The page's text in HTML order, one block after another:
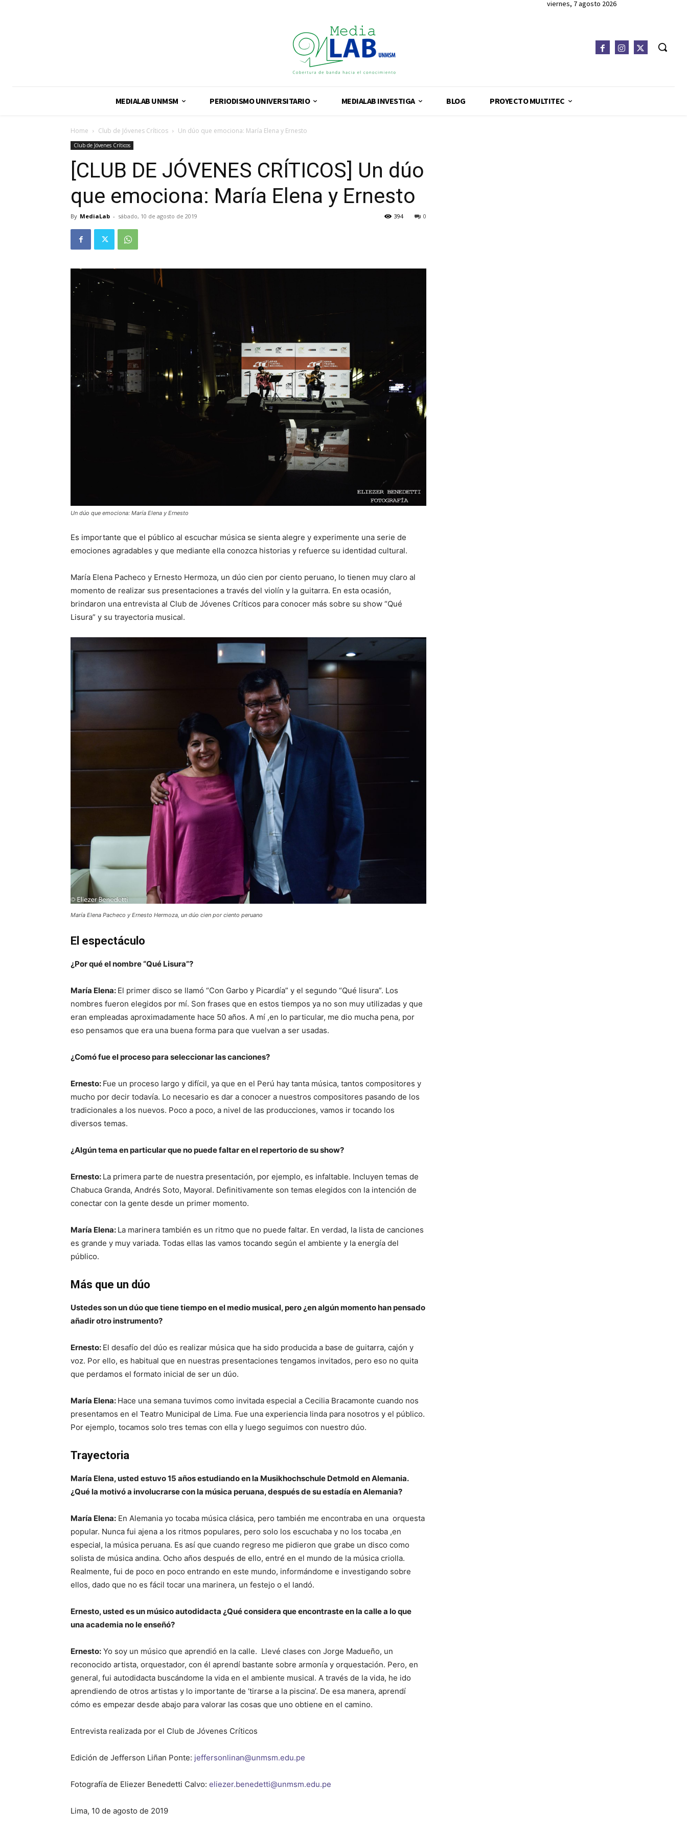
viernes, 7 agosto 2026
MEDIALAB UNMSM PERIODISMO UNIVERSITARIO MEDIALAB INVESTIGA BLOG PROYECTO MULTITEC
Home Club de Jóvenes Críticos Un dúo que emociona: María Elena y Ernesto
Club de Jóvenes Críticos
[CLUB DE JÓVENES CRÍTICOS] Un dúo
que emociona: María Elena y Ernesto
By MediaLab - sábado, 10 de agosto de 2019 0
394
Un dúo que emociona: María Elena y Ernesto
Es importante que el público al escuchar música se sienta alegre y experimente una serie de
emociones agradables y que mediante ella conozca historias y refuerce su identidad cultural.
María Elena Pacheco y Ernesto Hermoza, un dúo cien por ciento peruano, lo tienen muy claro al
momento de realizar sus presentaciones a través del violín y la guitarra. En esta ocasión,
brindaron una entrevista al Club de Jóvenes Críticos para conocer más sobre su show “Qué
Lisura” y su trayectoria musical.
María Elena Pacheco y Ernesto Hermoza, un dúo cien por ciento peruano
El espectáculo
¿Por qué el nombre “Qué Lisura”?
María Elena: El primer disco se llamó “Con Garbo y Picardía” y el segundo “Qué lisura”. Los
nombres fueron elegidos por mí. Son frases que en estos tiempos ya no son muy utilizadas y que
eran empleadas aproximadamente hace 50 años. A mí ,en lo particular, me dio mucha pena, por
eso pensamos que era una buena forma para que vuelvan a ser usadas.
¿Comó fue el proceso para seleccionar las canciones?
Ernesto: Fue un proceso largo y difícil, ya que en el Perú hay tanta música, tantos compositores y
mucho por decir todavía. Lo necesario es dar a conocer a nuestros compositores pasando de los
tradicionales a los nuevos. Poco a poco, a nivel de las producciones, vamos ir tocando los
diversos temas.
¿Algún tema en particular que no puede faltar en el repertorio de su show?
Ernesto: La primera parte de nuestra presentación, por ejemplo, es infaltable. Incluyen temas de
Chabuca Granda, Andrés Soto, Mayoral. Definitivamente son temas elegidos con la intención de
conectar con la gente desde un primer momento.
María Elena: La marinera también es un ritmo que no puede faltar. En verdad, la lista de canciones
es grande y muy variada. Todas ellas las vamos tocando según el ambiente y la energía del
público.
Más que un dúo
Ustedes son un dúo que tiene tiempo en el medio musical, pero ¿en algún momento han pensado
añadir otro instrumento?
Ernesto: El desafío del dúo es realizar música que ha sido producida a base de guitarra, cajón y
voz. Por ello, es habitual que en nuestras presentaciones tengamos invitados, pero eso no quita
que perdamos el formato inicial de ser un dúo.
María Elena: Hace una semana tuvimos como invitada especial a Cecilia Bracamonte cuando nos
presentamos en el Teatro Municipal de Lima. Fue una experiencia linda para nosotros y el público.
Por ejemplo, tocamos solo tres temas con ella y luego seguimos con nuestro dúo.
Trayectoria
María Elena, usted estuvo 15 años estudiando en la Musikhochschule Detmold en Alemania.
¿Qué la motivó a involucrarse con la música peruana, después de su estadía en Alemania?
María Elena: En Alemania yo tocaba música clásica, pero también me encontraba en una orquesta
popular. Nunca fui ajena a los ritmos populares, pero solo los escuchaba y no los tocaba ,en
especial, la música peruana. Es así que cuando regreso me pidieron que grabe un disco como
solista de música andina. Ocho años después de ello, entré en el mundo de la música criolla.
Realmente, fui de poco en poco entrando en este mundo, informándome e investigando sobre
ellos, dado que no es fácil tocar una marinera, un festejo o el landó.
Ernesto, usted es un músico autodidacta ¿Qué considera que encontraste en la calle a lo que
una academia no le enseñó?
Ernesto: Yo soy un músico que aprendió en la calle. Llevé clases con Jorge Madueño, un
reconocido artista, orquestador, con él aprendí bastante sobre armonía y orquestación. Pero, en
general, fui autodidacta buscándome la vida en el ambiente musical. A través de la vida, he ido
aprendiendo de otros artistas y lo importante de ‘tirarse a la piscina’. De esa manera, aprendí
cómo es empezar desde abajo para valorar las cosas que uno obtiene en el camino.
Entrevista realizada por el Club de Jóvenes Críticos
Edición de Jefferson Liñan Ponte: jeffersonlinan@unmsm.edu.pe
Fotografía de Eliezer Benedetti Calvo: eliezer.benedetti@unmsm.edu.pe
Lima, 10 de agosto de 2019